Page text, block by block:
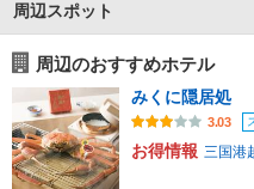
周辺スポット
周辺のおすすめホテル
みくに隠居処
3.03
お得情報 三国港